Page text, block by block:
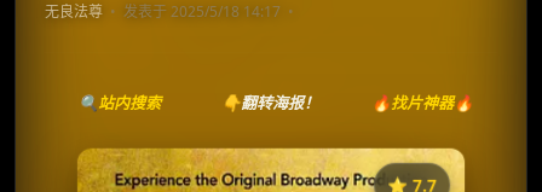
无良法尊 发表于 2025/5/18 14:17
🔍站内搜索 👇翻转海报！ 🔥找片神器🔥
⭐️ 7.7